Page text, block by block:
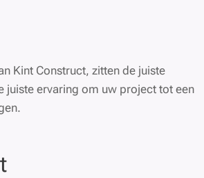
Kint Construct, zitten de juiste
juiste ervaring om uw project tot een